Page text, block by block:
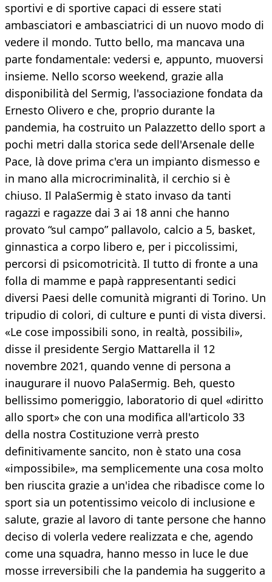
sportivi e di sportive capaci di essere stati
ambasciatori e ambasciatrici di un nuovo modo di
vedere il mondo. Tutto bello, ma mancava una
parte fondamentale: vedersi e, appunto, muoversi
insieme. Nello scorso weekend, grazie alla
disponibilità del Sermig, l'associazione fondata da
Ernesto Olivero e che, proprio durante la
pandemia, ha costruito un Palazzetto dello sport a
pochi metri dalla storica sede dell'Arsenale delle
Pace, là dove prima c'era un impianto dismesso e
in mano alla microcriminalità, il cerchio si è
chiuso. Il PalaSermig è stato invaso da tanti
ragazzi e ragazze dai 3 ai 18 anni che hanno
provato “sul campo” pallavolo, calcio a 5, basket,
ginnastica a corpo libero e, per i piccolissimi,
percorsi di psicomotricità. Il tutto di fronte a una
folla di mamme e papà rappresentanti sedici
diversi Paesi delle comunità migranti di Torino. Un
tripudio di colori, di culture e punti di vista diversi.
«Le cose impossibili sono, in realtà, possibili»,
disse il presidente Sergio Mattarella il 12
novembre 2021, quando venne di persona a
inaugurare il nuovo PalaSermig. Beh, questo
bellissimo pomeriggio, laboratorio di quel «diritto
allo sport» che con una modifica all'articolo 33
della nostra Costituzione verrà presto
definitivamente sancito, non è stato una cosa
«impossibile», ma semplicemente una cosa molto
ben riuscita grazie a un'idea che ribadisce come lo
sport sia un potentissimo veicolo di inclusione e
salute, grazie al lavoro di tante persone che hanno
deciso di volerla vedere realizzata e che, agendo
come una squadra, hanno messo in luce le due
mosse irreversibili che la pandemia ha suggerito a